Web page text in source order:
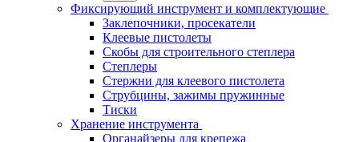
Фиксирующий инструмент и комплектующие
Заклепочники, просекатели
Клеевые пистолеты
Скобы для строительного степлера
Степлеры
Стержни для клеевого пистолета
Струбцины, зажимы пружинные
Тиски
Хранение инструмента
Органайзеры для крепежа